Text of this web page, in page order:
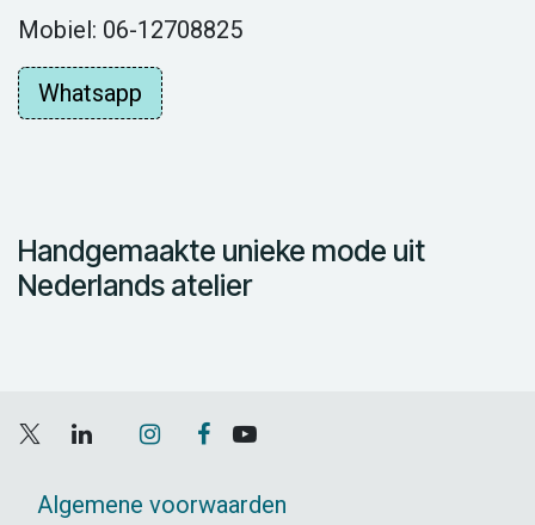
Mobiel: 06-12708825
Whatsapp
Handgemaakte unieke mode uit
Nederlands atelier
Algemene voorwaarden